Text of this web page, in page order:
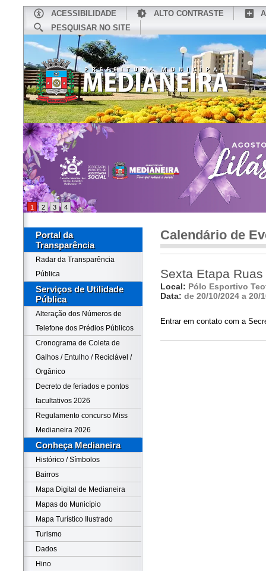
ACESSIBILIDADE ALTO CONTRASTE
PESQUISAR NO SITE
CONHEÇA MEDIANEIRA
1 2 3 4
Portal da
Transparência
Radar da Transparência
Pública
Serviços de Utilidade
Pública
Alteração dos Números de
Telefone dos Prédios Públicos
Cronograma de Coleta de
Galhos / Entulho / Reciclável /
Orgânico
Decreto de feriados e pontos
facultativos 2026
Regulamento concurso Miss
Medianeira 2026
Conheça Medianeira
Histórico / Símbolos
Bairros
Mapa Digital de Medianeira
Mapas do Município
Mapa Turístico Ilustrado
Turismo
Dados
Hino
Calendário de
Sexta Etapa
Local: Pólo Esportivo
Data: de 20/10/2024 a 20/
Entrar em contato com a